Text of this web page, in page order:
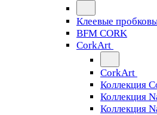
Клеевые
BFM CORK
CorkArt
CorkArt
Коллекция
Коллекция
Коллекция